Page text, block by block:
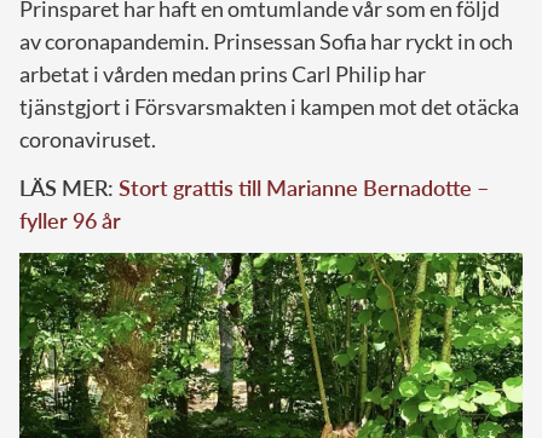
Prinsparet har haft en omtumlande vår som en följd
av coronapandemin. Prinsessan Sofia har ryckt in och
arbetat i vården medan prins Carl Philip har
tjänstgjort i Försvarsmakten i kampen mot det otäcka
coronaviruset.
LÄS MER: Stort grattis till Marianne Bernadotte –
fyller 96 år